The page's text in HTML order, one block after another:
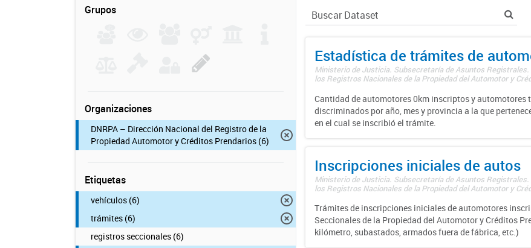
Grupos
Organizaciones
DNRPA – Dirección Nacional del Registro de la
Propiedad Automotor y Créditos Prendarios (6)
Etiquetas
vehículos (6)
trámites (6)
registros seccionales (6)
Estadística de trámites de
Ministerio de Justicia. Subsecretaría de Asuntos Registrales.
los Registros Nacionales de la Propiedad del Automotor y
Cantidad de automotores 0km inscriptos y automotores
discriminados por año, mes y provincia a la que
en el cual se inscribió el trámite.
Inscripciones iniciales de autos
Ministerio de Justicia. Subsecretaría de Asuntos Registrales.
los Registros Nacionales de la Propiedad del Automotor y
Trámites de inscripciones iniciales de automotores
Seccionales de la Propiedad del Automotor y Créditos
kilómetro, subastados, armados fuera de fábrica, etc.)